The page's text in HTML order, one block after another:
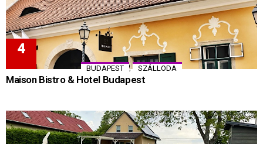
BUDAPEST , SZÁLLODA
Maison Bistro & Hotel Budapest